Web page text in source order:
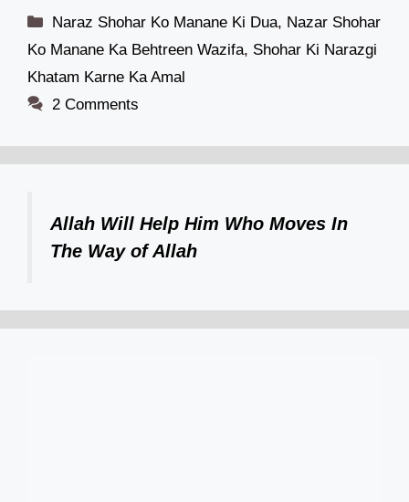
Categories
Naraz Shohar Ko Manane Ki Dua, Nazar Shohar
Ko Manane Ka Behtreen Wazifa, Shohar Ki Narazgi
Khatam Karne Ka Amal
2 Comments
Allah Will Help Him Who Moves In
The Way of Allah